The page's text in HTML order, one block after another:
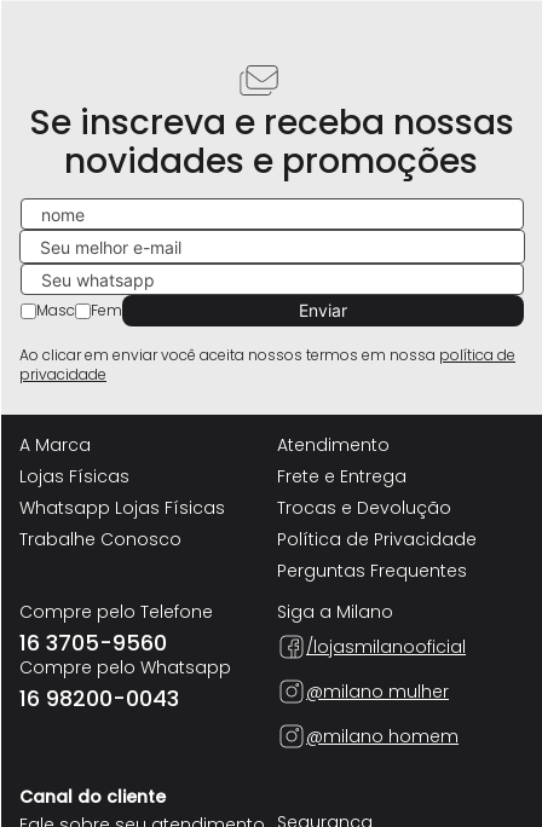
Se inscreva e receba nossas
novidades e promoções
Masc Fem
Ao clicar em enviar você aceita nossos termos em nossa política de
privacidade
A Marca
Lojas Físicas
Whatsapp Lojas Físicas
Trabalhe Conosco
Atendimento
Frete e Entrega
Trocas e Devolução
Política de Privacidade
Perguntas Frequentes
Compre pelo Telefone
16 3705-9560
Compre pelo Whatsapp
16 98200-0043
Siga a Milano
/lojasmilanooficial
@milano mulher
@milano homem
Canal do cliente